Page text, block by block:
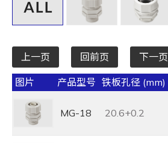
上一页 回前页 下一页
图片 产品型号 铁板孔径 (mm)
MG-18 20.6+0.2